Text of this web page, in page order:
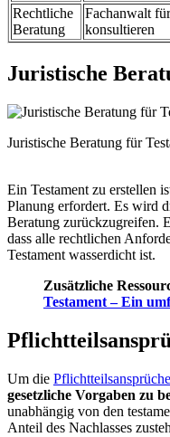
Rechtliche
Beratung
Fachanwalt
konsultieren
Juristische
Juristische Beratung für
Ein Testament zu erstellen
Planung erfordert. Es wird
Beratung zurückzugreifen.
dass alle rechtlichen
Testament wasserdicht ist.
Zusätzliche
Testament – Ein
Um die Pflichtteilsansprüche
gesetzliche Vorgaben zu
unabhängig von den
Anteil des Nachlasses